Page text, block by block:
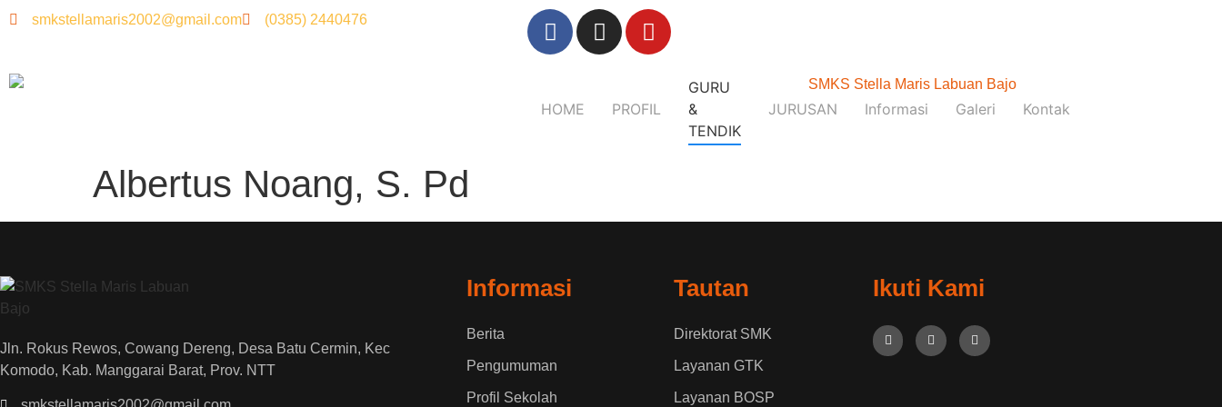
smkstellamaris2002@gmail.com (0385) 2440476
HOME PROFIL
GURU
&
TENDIK
JURUSAN Informasi Galeri Kontak
Albertus Noang, S. Pd
Jln. Rokus Rewos, Cowang Dereng, Desa Batu Cermin, Kec
Komodo, Kab. Manggarai Barat, Prov. NTT
Informasi
Berita
Pengumuman
Profil Sekolah
Tautan
Direktorat SMK
Layanan GTK
Layanan BOSP
Ikuti Kami